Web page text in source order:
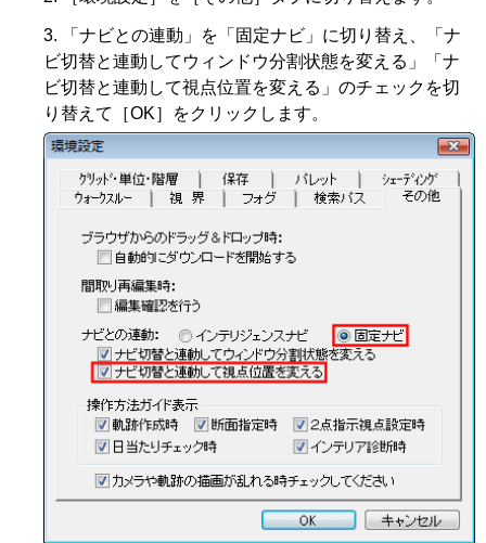
「ナビとの連動」を「固定ナビ」に切り替え、「ナ
ビ切替と連動してウィンドウ分割状態を変える」「ナ
ビ切替と連動して視点位置を変える」のチェックを切
り替えて［OK］をクリックします。